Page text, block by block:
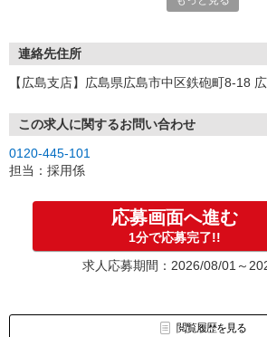
連絡先住所
【広島支店】広島県広島市中区鉄砲町8-18
この求人に関するお問い合わせ
0120-445-101
担当：採用係
応募画面へ進む
1分で応募完了!!
求人応募期間：2026/08/01～
閲覧履歴を見る